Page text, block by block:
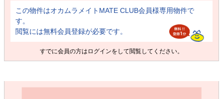
この物件はオカムラメイトMATE CLUB会員様専用物件で
す。
閲覧には無料会員登録が必要です。
すでに会員の方は ログインをして閲覧してください。